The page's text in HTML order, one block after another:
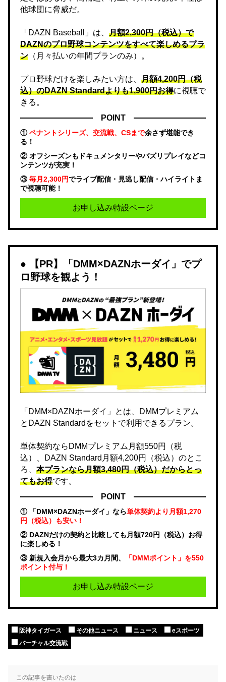
他球団に脅威だ。
「DAZN Baseball」は、 月額2,300円（税込）で
DAZNのプロ野球コンテンツをすべて楽しめるプラ
ン （月々払いの年間プランのみ）。
プロ野球だけを楽しみたい方は、 月額4,200円（税
込）のDAZN Standard​よりも1,900円お得に視聴で
きる。
POINT
①ペナントシリーズ、交流戦、CSまで余さず堪能でき
る！
② オフシーズンもドキュメンタリーやバズリプレイなどコ
ンテンツが充実！
③毎月2,300円でライブ配信・見逃し配信・ハイライトま
で視聴可能！
お申し込み特設ページ
【PR】「DMM×DAZNホーダイ」でプ
ロ野球を観よう！
「DMM×DAZNホーダイ」とは、DMMプレミアム
とDAZN Standardをセットで利用できるプラン。
単体契約ならDMMプレミアム月額550円（税
込）、DAZN Standard月額4,200円（税込）のとこ
ろ、 本プランなら月額3,480円（税込）だからとっ
てもお得です。
POINT
① 「DMM×DAZNホーダイ」なら単体契約より月額1,270
円（税込）も安い！
② DAZNだけの契約と比較しても月額720円（税込）お得
に楽しめる！
③ 新規入会月から最大3カ月間、
「DMMポイント」を550
ポイント付与！
お申し込み特設ページ
阪神タイガース その他ニュース ニュース
eスポーツ
バーチャル交流戦
この記事を書いたのは